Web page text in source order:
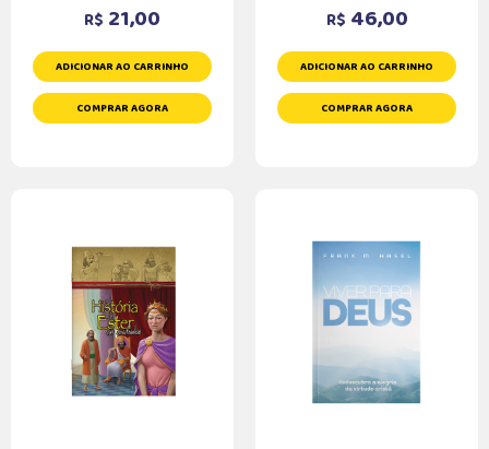
R$ 21,00
ADICIONAR AO CARRINHO
COMPRAR AGORA
R$ 46,00
ADICIONAR AO CARRINHO
COMPRAR AGORA